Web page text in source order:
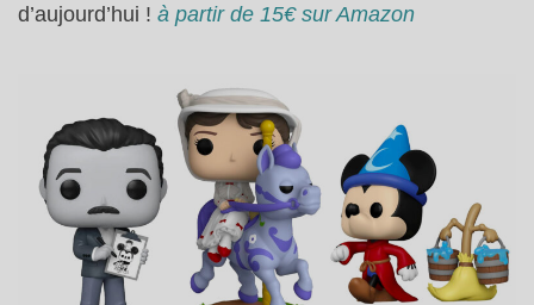
d’aujourd’hui ! à partir de 15€ sur Amazon